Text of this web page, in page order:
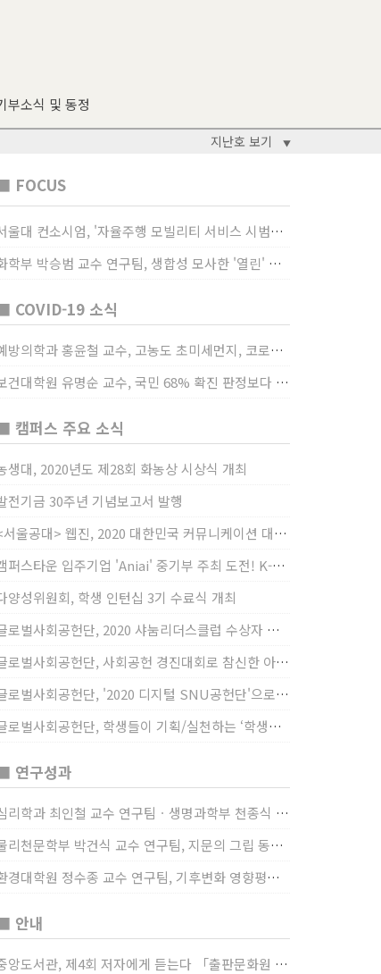
부소식 및 동정
지난호 보기 ▼
FOCUS
서울대 컨소시엄, '자율주행 모빌리티 서비스 시범사업' 수행
화학부 박승범 교수 연구팀, 생합성 모사한 '열린' 비타민 B3 합성법 개발
COVID-19 소식
예방의학과 홍윤철 교수, 고농도 초미세먼지, 코로나19 발병률·치명률 높인다
보건대학원 유명순 교수, 국민 68% 확진 판정보다 걸렸단 이유로 비난받는 걸 더 두려해
캠퍼스 주요 소식
생대, 2020년도 제28회 화농상 시상식 개최
전기금 30주년 기념보고서 발행
<서울공대> 웹진, 2020 대한민국 커뮤니케이션 대상 창간사보 부문 최우수상 선정
캠퍼스타운 입주기업 'Aniai' 중기부 주최 도전! K-스타트업 대상 수상
양성위원회, 학생 인턴십 3기 수료식 개최
글로벌사회공헌단, 2020 샤눔리더스클럽 수상자 시상
글로벌사회공헌단, 사회공헌 경진대회로 참신한 아이디어 발굴, 지원
글로벌사회공헌단, '2020 디지털 SNU공헌단'으로 새로운 사회공헌에 도전
글로벌사회공헌단, 학생들이 기획/실천하는 ‘학생사회공헌단 프로젝트’ 진행
연구성과
심리학과 최인철 교수 연구팀ㆍ생명과학부 천종식 교수 연구팀, 장내 마이크로바이옴과 정서적 웰빙간 관계 규명
물리천문학부 박건식 교수 연구팀, 지문의 그립 동작에서의 역할 및 원리 규명
환경대학원 정수종 교수 연구팀, 기후변화 영향평가 모형을 통해 기후변화에 따른 급격한 토양수분의 감소가 발생하는 지역과 시간을 규명
안내
중앙도서관, 제4회 저자에게 듣는다 「출판문화원 저술강연 개최」(12/17)